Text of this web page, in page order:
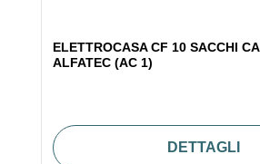
ELETTROCASA CF 10 SACCHI
ALFATEC (AC 1)
DETTAGLI